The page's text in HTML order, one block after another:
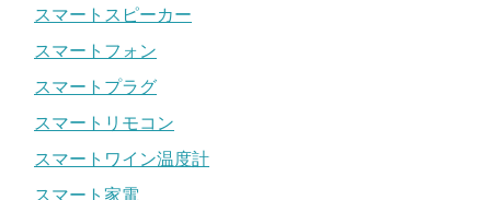
スマートスピーカー
スマートフォン
スマートプラグ
スマートリモコン
スマートワイン温度計
スマート家電